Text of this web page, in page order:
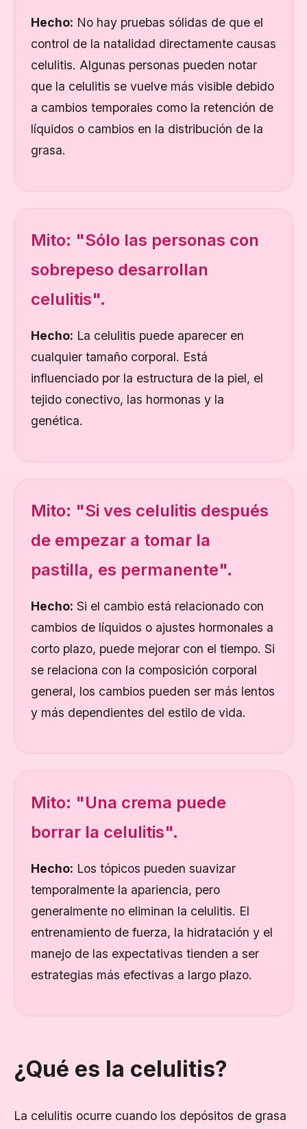
Hecho: No hay pruebas sólidas de que el
control de la natalidad directamente causas
celulitis. Algunas personas pueden notar
que la celulitis se vuelve más visible debido
a cambios temporales como la retención de
líquidos o cambios en la distribución de la
grasa.
Mito: "Sólo las personas con
sobrepeso desarrollan
celulitis".
Hecho: La celulitis puede aparecer en
cualquier tamaño corporal. Está
influenciado por la estructura de la piel, el
tejido conectivo, las hormonas y la
genética.
Mito: "Si ves celulitis después
de empezar a tomar la
pastilla, es permanente".
Hecho: Si el cambio está relacionado con
cambios de líquidos o ajustes hormonales a
corto plazo, puede mejorar con el tiempo. Si
se relaciona con la composición corporal
general, los cambios pueden ser más lentos
y más dependientes del estilo de vida.
Mito: "Una crema puede
borrar la celulitis".
Hecho: Los tópicos pueden suavizar
temporalmente la apariencia, pero
generalmente no eliminan la celulitis. El
entrenamiento de fuerza, la hidratación y el
manejo de las expectativas tienden a ser
estrategias más efectivas a largo plazo.
¿Qué es la celulitis?
La celulitis ocurre cuando los depósitos de grasa